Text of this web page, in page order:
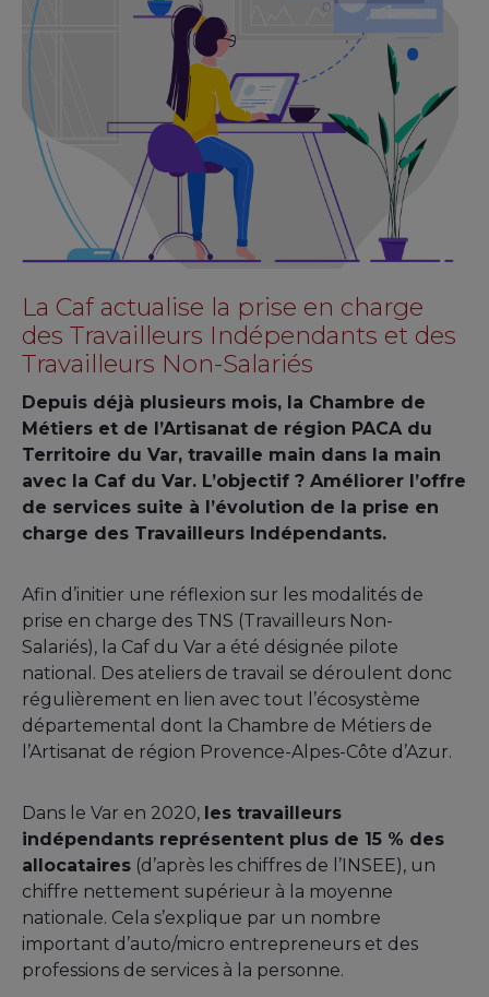
La Caf actualise la prise en charge
des Travailleurs Indépendants et des
Travailleurs Non-Salariés
Depuis déjà plusieurs mois, la Chambre de
Métiers et de l’Artisanat de région PACA du
Territoire du Var, travaille main dans la main
avec la Caf du Var. L’objectif ? Améliorer l’offre
de services suite à l’évolution de la prise en
charge des Travailleurs Indépendants.
Afin d’initier une réflexion sur les modalités de
prise en charge des TNS (Travailleurs Non-
Salariés), la Caf du Var a été désignée pilote
national. Des ateliers de travail se déroulent donc
régulièrement en lien avec tout l’écosystème
départemental dont la Chambre de Métiers de
l’Artisanat de région Provence-Alpes-Côte d’Azur.
Dans le Var en 2020, les travailleurs
indépendants représentent plus de 15 % des
allocataires (d’après les chiffres de l’INSEE), un
chiffre nettement supérieur à la moyenne
nationale. Cela s’explique par un nombre
important d’auto/micro entrepreneurs et des
professions de services à la personne.